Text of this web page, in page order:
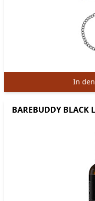
In
BAREBUDDY BLACK